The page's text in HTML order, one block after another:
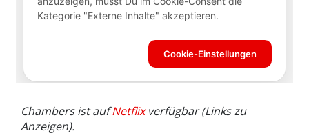
Chambers ist aufNetflixverfügbar (Links zu
Anzeigen).